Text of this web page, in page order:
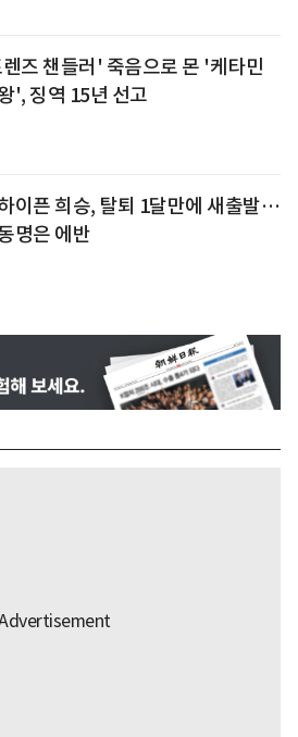
즈 챈들러' 죽음으로 몬 '케타민
', 징역 15년 선고
이픈 희승, 탈퇴 1달만에 새출발…
명은 에반